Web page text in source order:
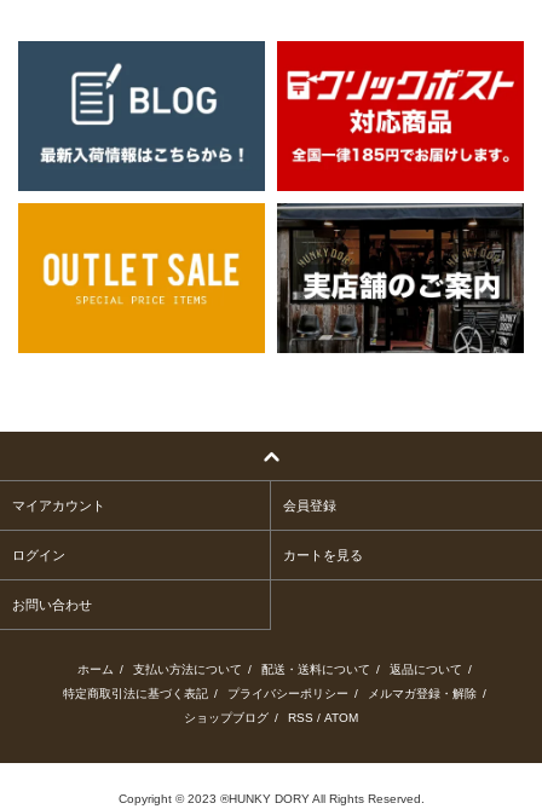
マイアカウント 会員登録
ログイン カートを見る
お問い合わせ
ホーム / 支払い方法について / 配送・送料について / 返品について /
特定商取引法に基づく表記 / プライバシーポリシー / メルマガ登録・解除 /
ショップブログ / RSS / ATOM
Copyright © 2023 ®HUNKY DORY All Rights Reserved.